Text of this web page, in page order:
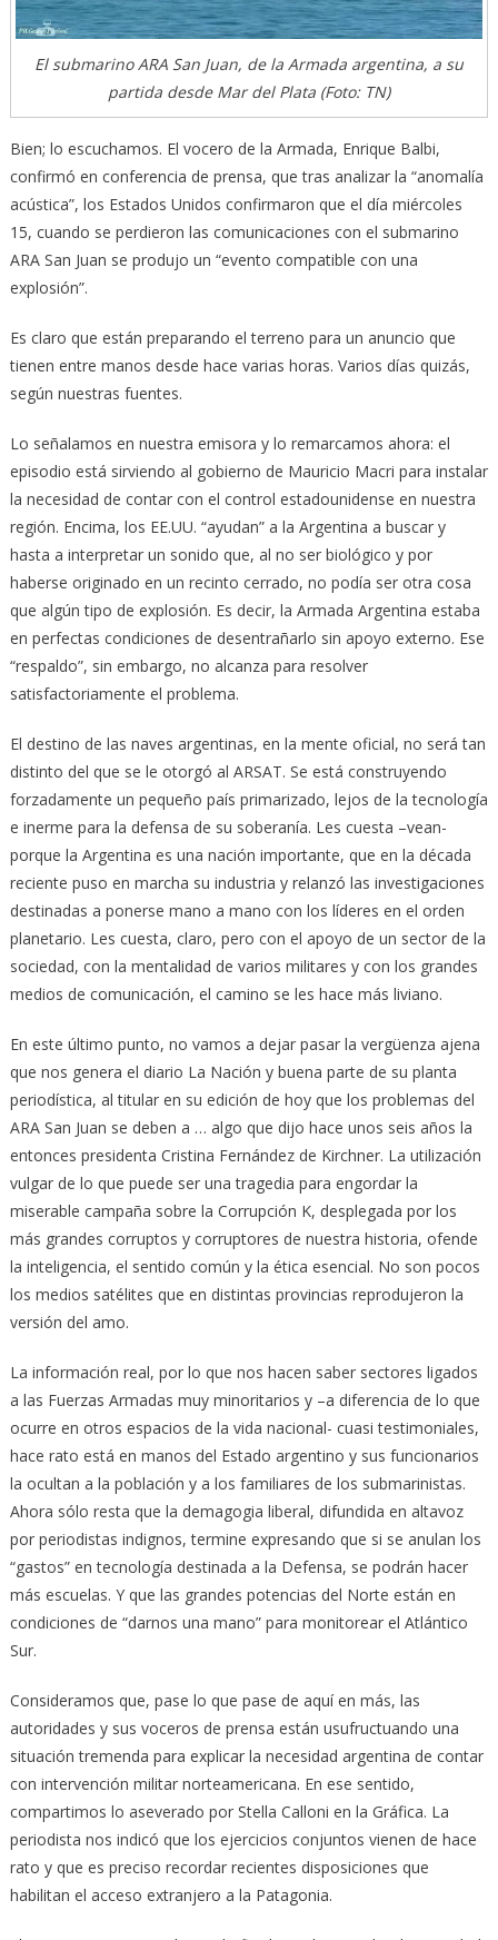
El submarino ARA San Juan, de la Armada argentina, a su
partida desde Mar del Plata (Foto: TN)
Bien; lo escuchamos. El vocero de la Armada, Enrique Balbi,
confirmó en conferencia de prensa, que tras analizar la “anomalía
acústica”, los Estados Unidos confirmaron que el día miércoles
15, cuando se perdieron las comunicaciones con el submarino
ARA San Juan se produjo un “evento compatible con una
explosión”.
Es claro que están preparando el terreno para un anuncio que
tienen entre manos desde hace varias horas. Varios días quizás,
según nuestras fuentes.
Lo señalamos en nuestra emisora y lo remarcamos ahora: el
episodio está sirviendo al gobierno de Mauricio Macri para instalar
la necesidad de contar con el control estadounidense en nuestra
región. Encima, los EE.UU. “ayudan” a la Argentina a buscar y
hasta a interpretar un sonido que, al no ser biológico y por
haberse originado en un recinto cerrado, no podía ser otra cosa
que algún tipo de explosión. Es decir, la Armada Argentina estaba
en perfectas condiciones de desentrañarlo sin apoyo externo. Ese
“respaldo”, sin embargo, no alcanza para resolver
satisfactoriamente el problema.
El destino de las naves argentinas, en la mente oficial, no será tan
distinto del que se le otorgó al ARSAT. Se está construyendo
forzadamente un pequeño país primarizado, lejos de la tecnología
e inerme para la defensa de su soberanía. Les cuesta –vean-
porque la Argentina es una nación importante, que en la década
reciente puso en marcha su industria y relanzó las investigaciones
destinadas a ponerse mano a mano con los líderes en el orden
planetario. Les cuesta, claro, pero con el apoyo de un sector de la
sociedad, con la mentalidad de varios militares y con los grandes
medios de comunicación, el camino se les hace más liviano.
En este último punto, no vamos a dejar pasar la vergüenza ajena
que nos genera el diario La Nación y buena parte de su planta
periodística, al titular en su edición de hoy que los problemas del
ARA San Juan se deben a … algo que dijo hace unos seis años la
entonces presidenta Cristina Fernández de Kirchner. La utilización
vulgar de lo que puede ser una tragedia para engordar la
miserable campaña sobre la Corrupción K, desplegada por los
más grandes corruptos y corruptores de nuestra historia, ofende
la inteligencia, el sentido común y la ética esencial. No son pocos
los medios satélites que en distintas provincias reprodujeron la
versión del amo.
La información real, por lo que nos hacen saber sectores ligados
a las Fuerzas Armadas muy minoritarios y –a diferencia de lo que
ocurre en otros espacios de la vida nacional- cuasi testimoniales,
hace rato está en manos del Estado argentino y sus funcionarios
la ocultan a la población y a los familiares de los submarinistas.
Ahora sólo resta que la demagogia liberal, difundida en altavoz
por periodistas indignos, termine expresando que si se anulan los
“gastos” en tecnología destinada a la Defensa, se podrán hacer
más escuelas. Y que las grandes potencias del Norte están en
condiciones de “darnos una mano” para monitorear el Atlántico
Sur.
Consideramos que, pase lo que pase de aquí en más, las
autoridades y sus voceros de prensa están usufructuando una
situación tremenda para explicar la necesidad argentina de contar
con intervención militar norteamericana. En ese sentido,
compartimos lo aseverado por Stella Calloni en la Gráfica. La
periodista nos indicó que los ejercicios conjuntos vienen de hace
rato y que es preciso recordar recientes disposiciones que
habilitan el acceso extranjero a la Patagonia.